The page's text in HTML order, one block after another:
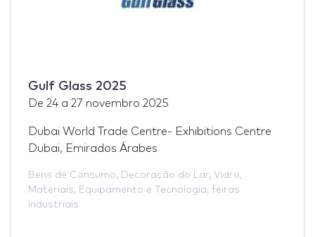
Gulf Glass 2025
De 24 a 27 novembro 2025
Dubai World Trade Centre- Exhibitions Centre
Dubai, Emirados Árabes
Bens de Consumo, Decoração do Lar, Vidro,
Materiais, Equipamento e Tecnologia, feiras
industriais